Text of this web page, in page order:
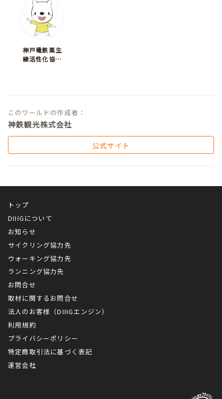
神戸電鉄粟生
線活性化協議
このワールドの作成者：
神鉄観光株式会社
公式サイト
トップ
DIIIGについて
お知らせ
サイクリング協力先
ウォーキング協力先
ランニング協力先
お問合せ
取材に関するお問合せ
法人のお客様（DIIIGエンジン）
利用規約
プライバシーポリシー
特定商取引法に基づく表記
運営会社